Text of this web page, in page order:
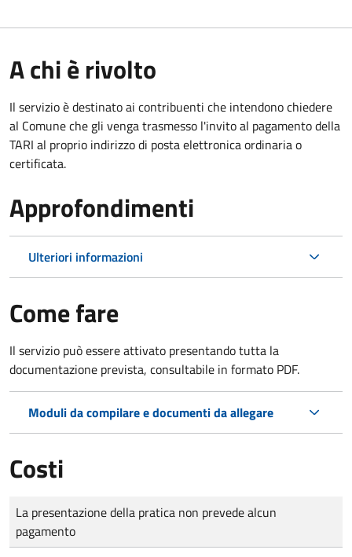
A chi è rivolto
Il servizio è destinato ai contribuenti che intendono chiedere
al Comune che gli venga trasmesso l'invito al pagamento della
TARI al proprio indirizzo di posta elettronica ordinaria o
certificata.
Approfondimenti
Ulteriori informazioni
Come fare
Il servizio può essere attivato presentando tutta la
documentazione prevista, consultabile in formato PDF.
Moduli da compilare e documenti da allegare
Costi
Tipo di pagamento
Importo
La presentazione della pratica non prevede alcun
pagamento